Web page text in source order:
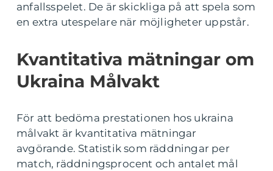
anfallsspelet. De är skickliga på att spela som
en extra utespelare när möjligheter uppstår.
Kvantitativa mätningar om
Ukraina Målvakt
För att bedöma prestationen hos ukraina
målvakt är kvantitativa mätningar
avgörande. Statistik som räddningar per
match, räddningsprocent och antalet mål